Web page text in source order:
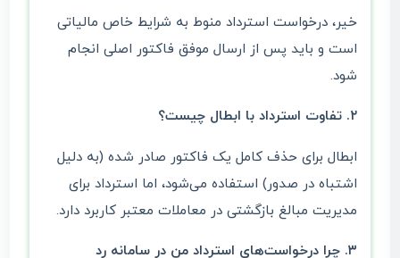
خیر، درخواست استرداد منوط به شرایط خاص مالیاتی
است و باید پس از ارسال موفق فاکتور اصلی انجام
شود.
۲. تفاوت استرداد با ابطال چیست؟
ابطال برای حذف کامل یک فاکتور صادر شده (به دلیل
اشتباه در صدور) استفاده می‌شود، اما استرداد برای
مدیریت مبالغ بازگشتی در معاملات معتبر کاربرد دارد.
۳. چرا درخواست‌های استرداد من در سامانه رد